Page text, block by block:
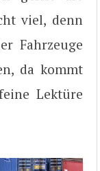
viel, denn
Fahrzeuge
da kommt
Lektüre